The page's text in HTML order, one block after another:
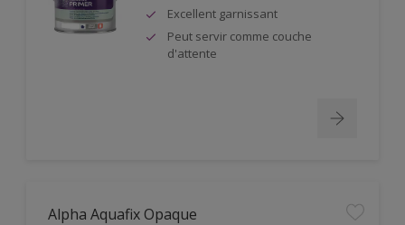
Excellent garnissant
Peut servir comme couche
d'attente
Alpha Aquafix Opaque